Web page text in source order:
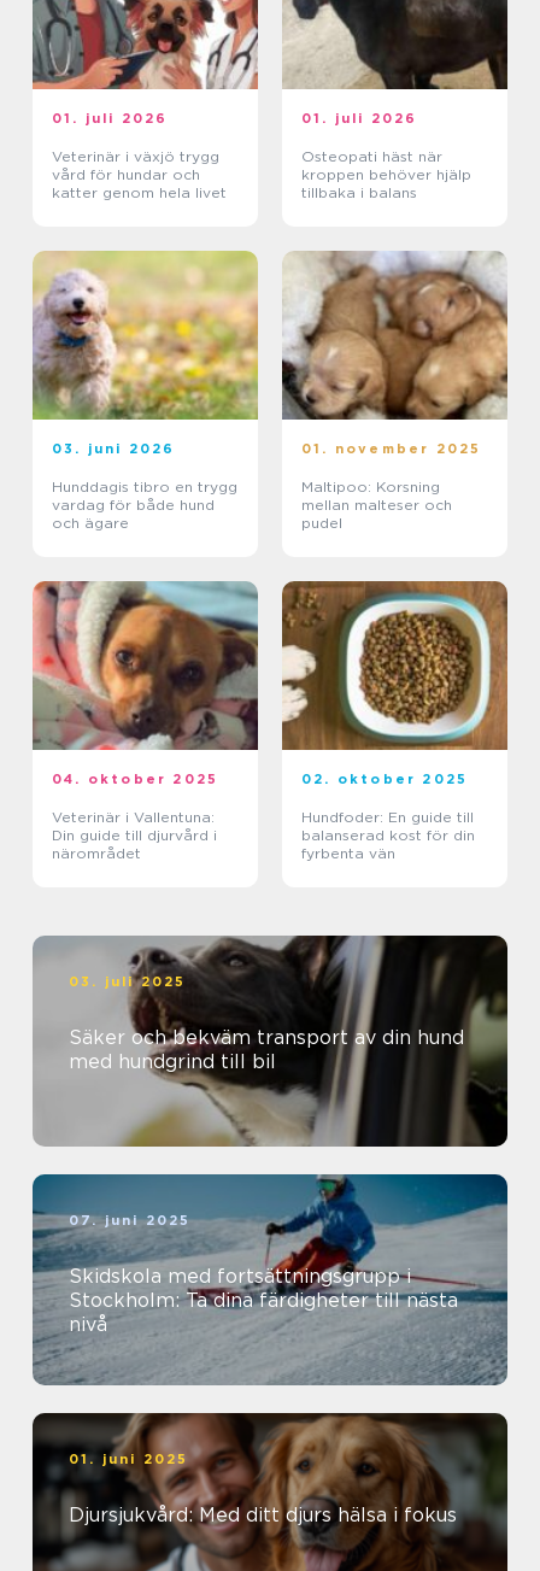
01. juli 2026
Veterinär i växjö trygg
vård för hundar och
katter genom hela livet
01. juli 2026
Osteopati häst när
kroppen behöver hjälp
tillbaka i balans
03. juni 2026
Hunddagis tibro en trygg
vardag för både hund
och ägare
01. november 2025
Maltipoo: Korsning
mellan malteser och
pudel
04. oktober 2025
Veterinär i Vallentuna:
Din guide till djurvård i
närområdet
02. oktober 2025
Hundfoder: En guide till
balanserad kost för din
fyrbenta vän
03. juli 2025
Säker och bekväm transport av din hund
med hundgrind till bil
07. juni 2025
Skidskola med fortsättningsgrupp i
Stockholm: Ta dina färdigheter till nästa
nivå
01. juni 2025
Djursjukvård: Med ditt djurs hälsa i fokus